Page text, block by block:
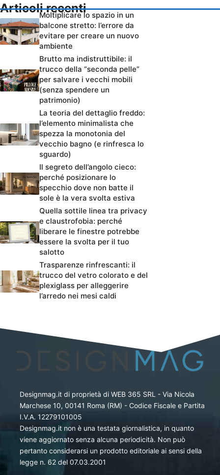
Articoli recenti
Moltiplicare lo spazio in un
balcone stretto: l’errore da
evitare per creare un nuovo
ambiente
Brutto ma indistruttibile: il
trucco della “seconda pelle”
per salvare i vecchi mobili
(senza spendere un
patrimonio)
La teoria del dettaglio freddo:
l’elemento minimalista che
spezza la monotonia del
vecchio bagno (e rinfresca lo
sguardo)
Il segreto dell’angolo cieco:
perché posizionare lo
specchio dove non batte il
sole è la vera svolta estiva
Quella sottile linea tra privacy
e claustrofobia: perché
liberare le finestre potrebbe
essere la svolta per il tuo
salotto
Trasparenze rinfrescanti: il
trucco del vetro colorato e del
plexiglass per alleggerire
l’arredo nei mesi caldi
Designmag.it di proprietà di WEB 365 SRL - Via Nicola
Marchese 10, 00141 Roma (RM) - Codice Fiscale e Partita
I.V.A. 12279101005
Designmag.it non è una testata giornalistica, in quanto
viene aggiornato senza alcuna periodicità. Non può
pertanto considerarsi un prodotto editoriale ai sensi della
legge n. 62 del 07.03.2001